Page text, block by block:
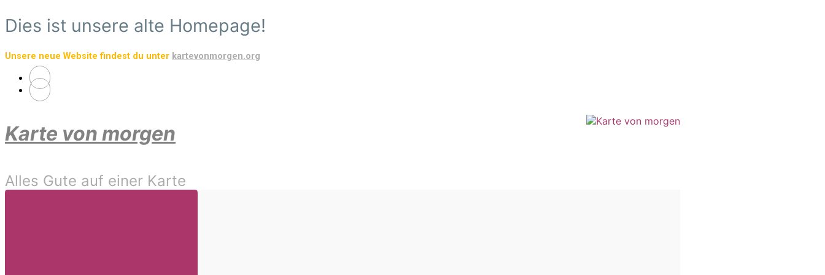
Zum
Hauptinhalt
Dies ist unsere alte Homepage!
Unsere neue Website findest du unter kartevonmorgen.org
Karte von morgen
Alles Gute auf einer Karte